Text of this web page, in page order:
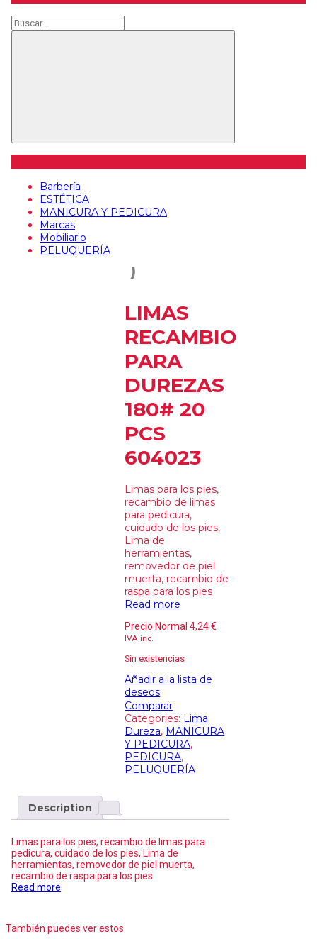
Barbería
ESTÉTICA
MANICURA Y PEDICURA
Marcas
Mobiliario
PELUQUERÍA
LIMAS
RECAMBIO
PARA
DUREZAS
180# 20
PCS
604023
Limas para los pies,
recambio de limas
para pedicura,
cuidado de los pies,
Lima de
herramientas,
removedor de piel
muerta, recambio de
raspa para los pies
Read more
Precio Normal4,24€
IVA inc.
Sin existencias
Añadir a la lista de
deseos
Comparar
Categories: Lima
Dureza, MANICURA
Y PEDICURA,
PEDICURA,
PELUQUERÍA
Description
Limas para los pies, recambio de limas para
pedicura, cuidado de los pies, Lima de
herramientas, removedor de piel muerta,
recambio de raspa para los pies
Read more
También puedes ver estos